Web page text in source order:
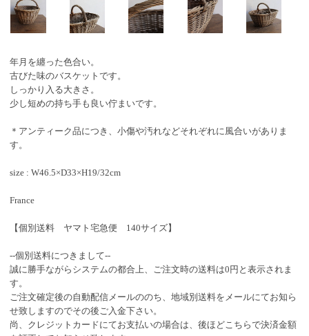
年月を纏った色合い。
古びた味のバスケットです。
しっかり入る大きさ。
少し短めの持ち手も良い佇まいです。
＊アンティーク品につき、小傷や汚れなどそれぞれに風合いがありま
す。
size : W46.5×D33×H19/32cm
France
【個別送料 ヤマト宅急便 140サイズ】
--個別送料につきまして--
誠に勝手ながらシステムの都合上、ご注文時の送料は0円と表示されま
す。
ご注文確定後の自動配信メールののち、地域別送料をメールにてお知ら
せ致しますのでその後ご入金下さい。
尚、クレジットカードにてお支払いの場合は、後ほどこちらで決済金額